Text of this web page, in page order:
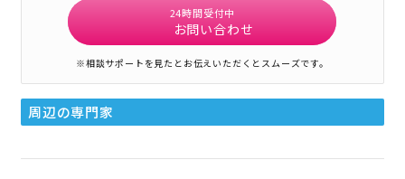
24時間受付中
お問い合わせ
※相談サポートを見たとお伝えいただくとスムーズです。
周辺の専門家